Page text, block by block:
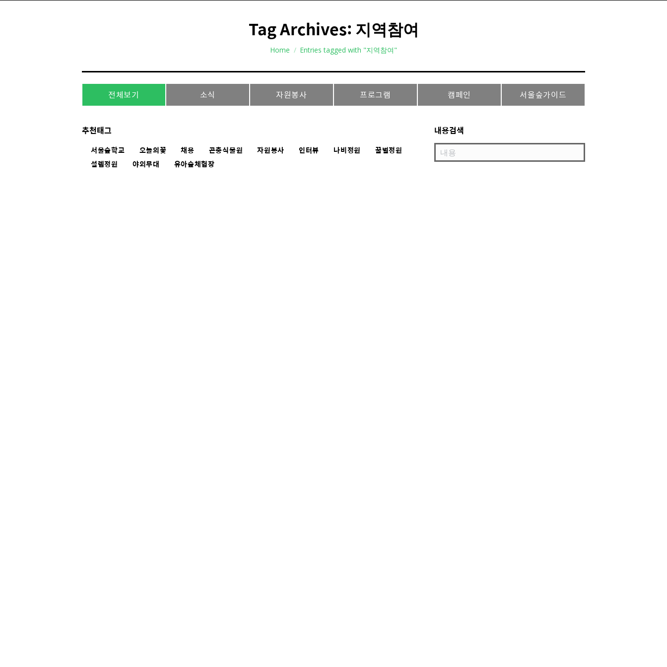
Tag Archives: 지역참여
You are here:
Home Entries tagged with "지역참여"
전체보기 소식 자원봉사 프로그램 캠페인 서울숲가이드
추천태그
서울숲학교 오늘의꽃 채용 곤충식물원 자원봉사 인터뷰 나비정원
꿀벌정원
설렘정원
야외무대 유아숲체험장
내용검색